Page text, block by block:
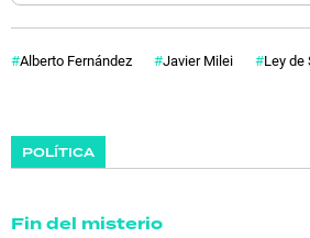
Alberto Fernández Javier Milei Ley de
POLÍTICA
Fin del misterio